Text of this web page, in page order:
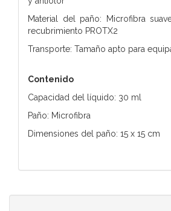
Material del paño: Microfibra
recubrimiento PROTX2
Transporte: Tamaño apto para
Contenido
Capacidad del líquido: 30 ml
Paño: Microfibra
Dimensiones del paño: 15 x 15 cm